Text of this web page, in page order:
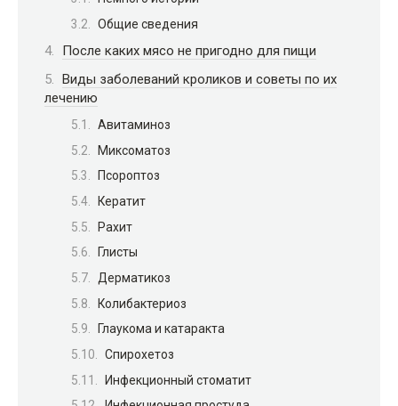
Общие сведения
После каких мясо не пригодно для пищи
Виды заболеваний кроликов и советы по их
лечению
Авитаминоз
Миксоматоз
Псороптоз
Кератит
Рахит
Глисты
Дерматикоз
Колибактериоз
Глаукома и катаракта
Спирохетоз
Инфекционный стоматит